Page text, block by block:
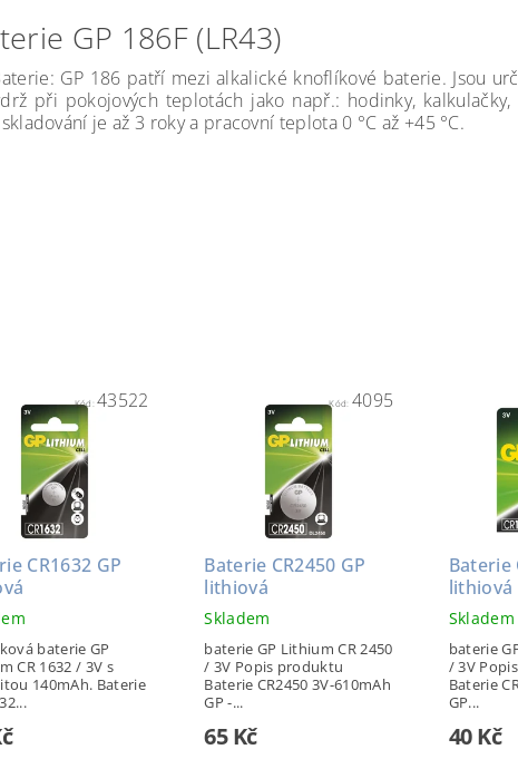
GP 186F (LR43)
GP 186 patří mezi alkalické knoflíkové baterie. Jsou
při pokojových teplotách jako např.: hodinky,
je až 3 roky a pracovní teplota 0 °C až +45 °C.
Kód:43522
CR1632 GP
baterie GP
CR 1632 / 3V s
140mAh. Baterie
Kód: 4095
Baterie CR2450 GP
lithiová
Skladem
baterie GP Lithium CR 2450
/ 3V Popis produktu
Baterie CR2450 3V-610mAh
GP -...
65 Kč
Baterie
lithiová
Skladem
baterie
/ 3V
Baterie
GP...
40 Kč